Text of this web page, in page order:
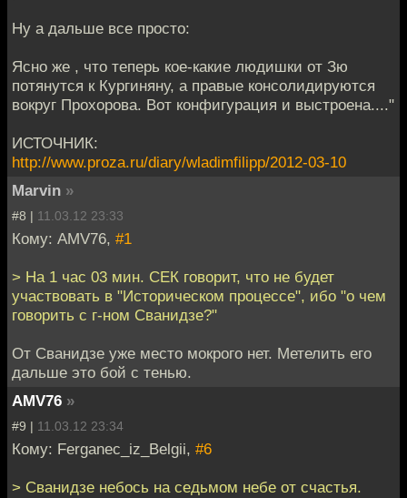
Ну а дальше все просто:
Ясно же , что теперь кое-какие людишки от Зю
потянутся к Кургиняну, а правые консолидируются
вокруг Прохорова. Вот конфигурация и выстроена...."
ИСТОЧНИК:
http://www.proza.ru/diary/wladimfilipp/2012-03-10
Marvin »
#8 | 11.03.12 23:33
Кому: AMV76, #1
> На 1 час 03 мин. СЕК говорит, что не будет
участвовать в "Историческом процессе", ибо "о чем
говорить с г-ном Сванидзе?"
От Сванидзе уже место мокрого нет. Метелить его
дальше это бой с тенью.
AMV76 »
#9 | 11.03.12 23:34
Кому: Ferganec_iz_Belgii, #6
> Сванидзе небось на седьмом небе от счастья.